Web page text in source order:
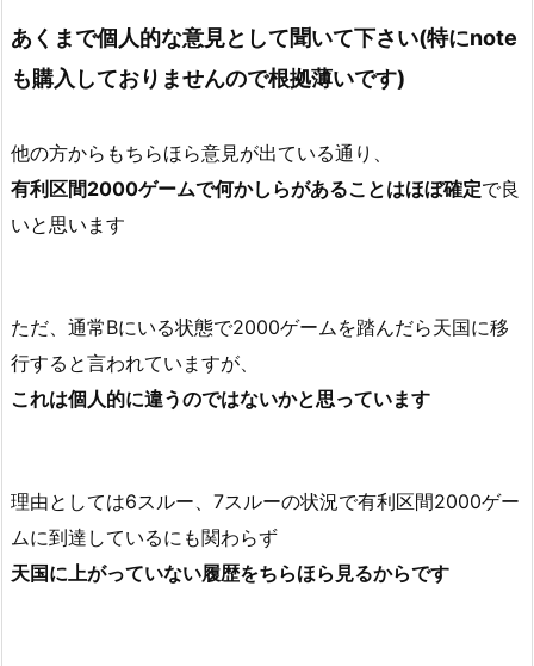
あくまで個人的な意見として聞いて下さい(特にnote
も購入しておりませんので根拠薄いです)
他の方からもちらほら意見が出ている通り、
有利区間2000ゲームで何かしらがあることはほぼ確定で良
いと思います
ただ、通常Bにいる状態で2000ゲームを踏んだら天国に移
行すると言われていますが、
これは個人的に違うのではないかと思っています
理由としては6スルー、7スルーの状況で有利区間2000ゲー
ムに到達しているにも関わらず
天国に上がっていない履歴をちらほら見るからです